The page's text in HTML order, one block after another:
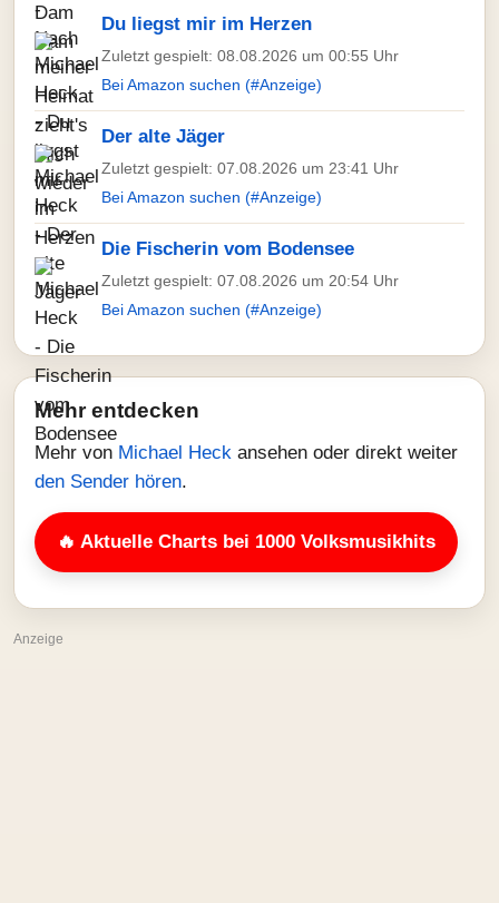
Du liegst mir im Herzen
Zuletzt gespielt: 08.08.2026 um 00:55 Uhr
Bei Amazon suchen (#Anzeige)
Der alte Jäger
Zuletzt gespielt: 07.08.2026 um 23:41 Uhr
Bei Amazon suchen (#Anzeige)
Die Fischerin vom Bodensee
Zuletzt gespielt: 07.08.2026 um 20:54 Uhr
Bei Amazon suchen (#Anzeige)
Mehr entdecken
Mehr von Michael Heck ansehen oder direkt weiter
den Sender hören.
🔥 Aktuelle Charts bei 1000 Volksmusikhits
Anzeige